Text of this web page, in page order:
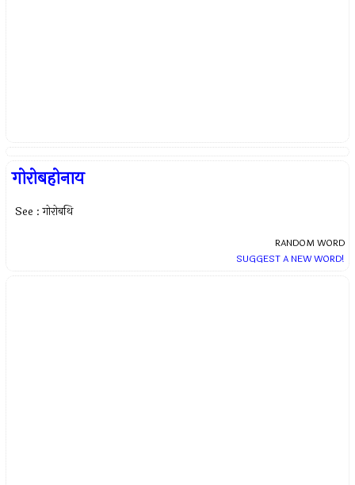
गोरोबहोनाय
See : गोरोबथि
RANDOM WORD
SUGGEST A NEW WORD!